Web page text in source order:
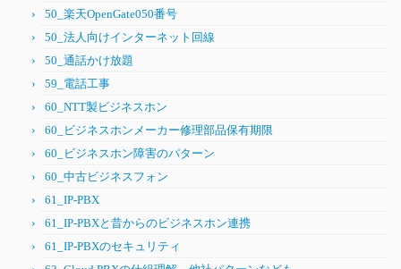
50_楽天OpenGate050番号
50_法人向けインターネット回線
50_通話かけ放題
59_電話工事
60_NTT製ビジネスホン
60_ビジネスホンメーカー修理部品保有期限
60_ビジネスホン障害のパターン
60_中古ビジネスフォン
61_IP-PBX
61_IP-PBXと昔からのビジネスホン連携
61_IP-PBXのセキュリティ